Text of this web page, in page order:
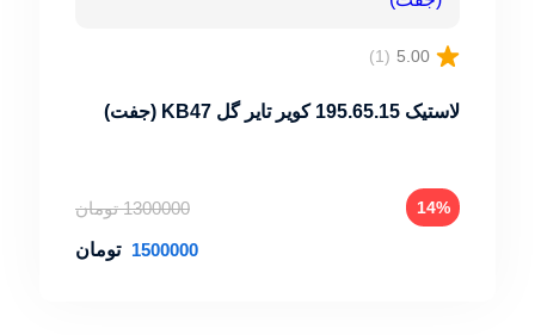
5.00
(1)
لاستیک 195.65.15 کویر تایر گل KB47 (جفت)
14%
1300000 تومان
1500000 تومان